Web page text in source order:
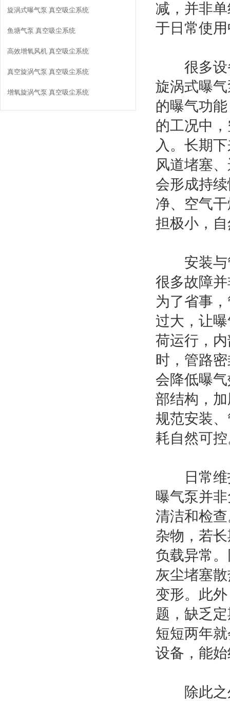
旋涡式曝气泵 真空吸尘系统
鱼塘气泵 真空吸尘系统
高效增氧风机 真空吸尘系统
真空旋涡气泵 真空吸尘系统
增氧旋涡气泵 真空吸尘系统
减，并非
于日常使
很多设备
旋涡式曝
的曝气功
的工况中
入。长期
风道堵塞
会形成持
净、空气
担极小，
安装与管
很多故障
为了省事
过大，让
荷运行，
时，管路
会降低曝
部结构，
规范安装
耗自然可
日常维护
曝气泵并
清洁和检
杂物，若
负载异常
灰尘堵塞
变形。此
题，缺乏
短短两年
设备，能
除此之外